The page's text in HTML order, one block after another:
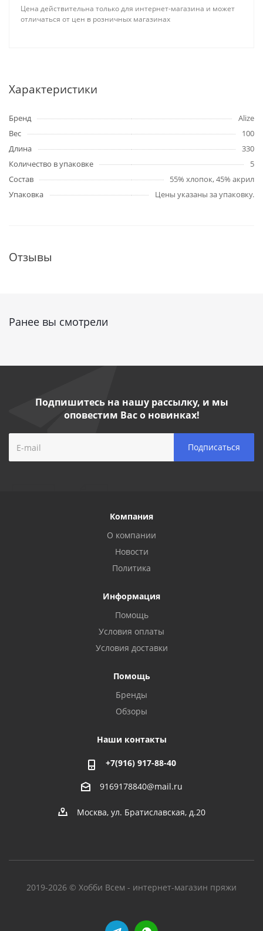
Цена действительна только для интернет-магазина и может
отличаться от цен в розничных магазинах
Характеристики
Бренд
Alize
Вес
100
Длина
330
Количество в упаковке
5
Состав
55% хлопок, 45% акрил
Упаковка
Цены указаны за упаковку.
Отзывы
Ранее вы смотрели
Подпишитесь на нашу рассылку, и мы
оповестим Вас о новинках!
Компания
О компании
Новости
Политика
Информация
Помощь
Условия оплаты
Условия доставки
Помощь
Бренды
Обзоры
Наши контакты
+7(916) 917-88-40
9169178840@mail.ru
Москва, ул. Братиславская, д.20
2019-2026 © Хобби Всем - интернет-магазин пряжи